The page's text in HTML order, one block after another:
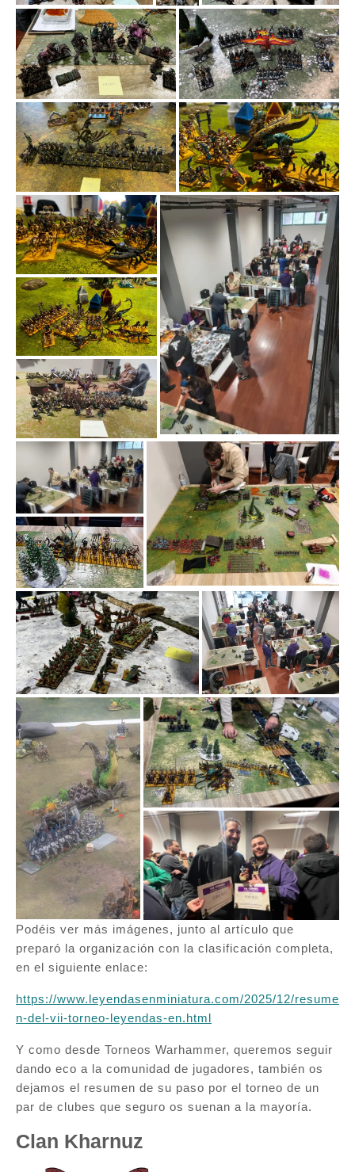
Podéis ver más imágenes, junto al artículo que
preparó la organización con la clasificación completa,
en el siguiente enlace:
https://www.leyendasenminiatura.com/2025/12/resume
n-del-vii-torneo-leyendas-en.html
Y como desde Torneos Warhammer, queremos seguir
dando eco a la comunidad de jugadores, también os
dejamos el resumen de su paso por el torneo de un
par de clubes que seguro os suenan a la mayoría.
Clan Kharnuz